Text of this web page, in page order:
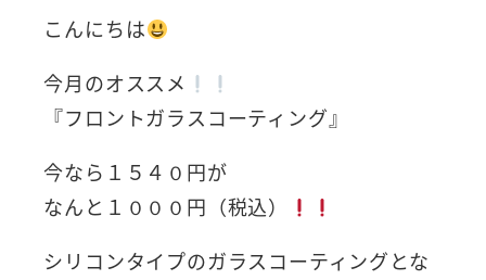
こんにちは
今月のオススメ
『フロントガラスコーティング』
今なら１５４０円が
なんと１０００円（税込）
シリコンタイプのガラスコーティングとな